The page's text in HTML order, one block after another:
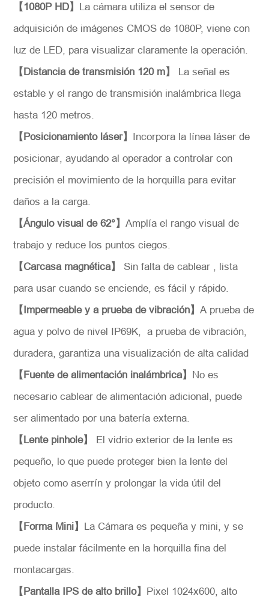
Descripción *
Solicitar
【1080P HD】 La cámara utiliza el sensor de
adquisición de imágenes CMOS de 1080P, viene con
luz de LED, para visualizar claramente la operación.
【Distancia de transmisión 120 m】
La señal es
estable y el rango de transmisión inalámbrica llega
hasta 120 metros.
【Posicionamiento láser】 Incorpora la línea láser de
posicionar, ayudando al operador a controlar con
precisión el movimiento de la horquilla para evitar
daños a la carga.
【Ángulo visual de 62°】Amplía el rango visual de
trabajo y reduce los puntos ciegos.
【Carcasa magnética】
Sin falta de cablear , lista
para usar cuando se enciende, es fácil y rápido.
【Impermeable y a prueba de vibración】A prueba de
agua y polvo de nivel IP69K, a prueba de vibración,
duradera, garantiza una visualización de alta calidad
【Fuente de alimentación inalámbrica】 No es
necesario cablear de alimentación adicional, puede
ser alimentado por una batería externa.
【Lente pinhole】
El vidrio exterior de la lente es
pequeño, lo que puede proteger bien la lente del
objeto como aserrín y prolongar la vida útil del
producto.
【Forma Mini】 La Cámara es pequeña y mini, y se
puede instalar fácilmente en la horquilla fina del
montacargas.
【Pantalla IPS de alto brillo】 Pixel 1024x600, alto